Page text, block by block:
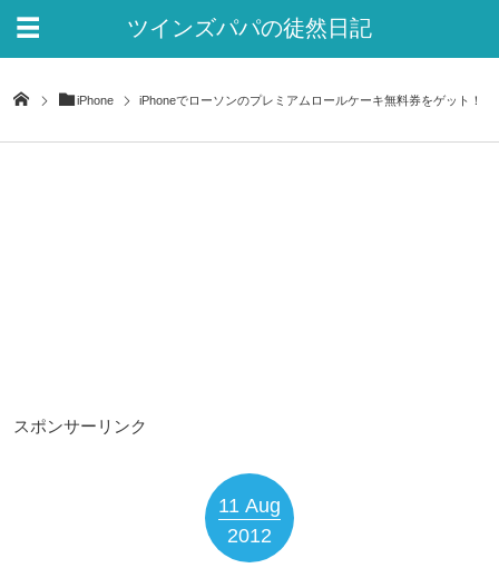
ツインズパパの徒然日記
iPhone iPhoneでローソンのプレミアムロールケーキ無料券をゲット！
スポンサーリンク
11 Aug
2012